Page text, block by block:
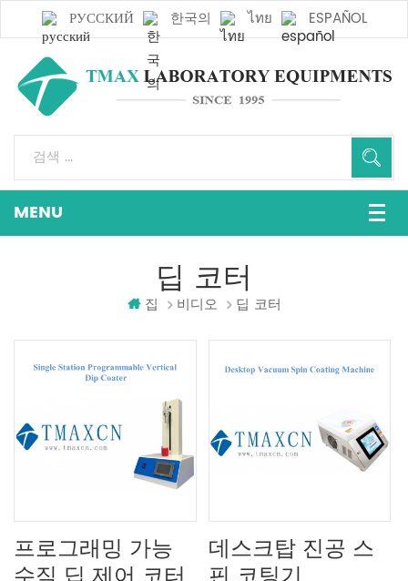
РУССКИЙ 한국의 ไทย ESPAÑOL
딥 코터
집 비디오 딥 코터
프로그래밍 가능 데스크탑 진공 스